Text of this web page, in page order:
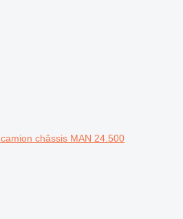
camion châssis MAN 24.500